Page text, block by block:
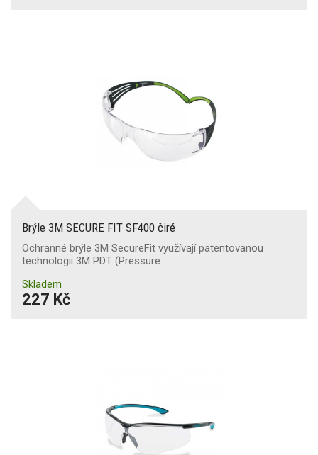
Brýle 3M SECURE FIT SF400 čiré
Ochranné brýle 3M SecureFit využívají patentovanou
technologii 3M PDT (Pressure…
Skladem
227 Kč